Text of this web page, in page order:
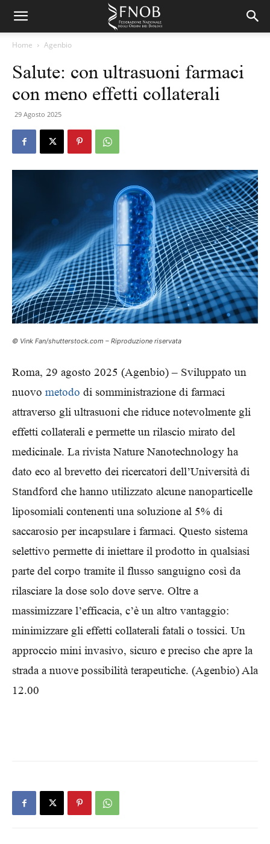
Home Agenbio
Salute: con ultrasuoni farmaci
con meno effetti collaterali
29 Agosto 2025
© Vink Fan/shutterstock.com – Riproduzione riservata
Roma, 29 agosto 2025 (Agenbio) – Sviluppato un
nuovo metodo di somministrazione di farmaci
attraverso gli ultrasuoni che riduce notevolmente gli
effetti collaterali e permette un rilascio mirato del
medicinale. La rivista Nature Nanotechnology ha
dato eco al brevetto dei ricercatori dell’Università di
Standford che hanno utilizzato alcune nanoparticelle
liposomiali contenenti una soluzione al 5% di
saccarosio per incapsulare i farmaci. Questo sistema
selettivo permette di iniettare il prodotto in qualsiasi
parte del corpo tramite il flusso sanguigno così da
rilasciare la dose solo dove serve. Oltre a
massimizzare l’efficacia, c’è un altro vantaggio:
minimizzare gli effetti collaterali fatali o tossici. Un
approccio mini invasivo, sicuro e preciso che apre la
strada a nuove possibilità terapeutiche. (Agenbio) Ala
12.00